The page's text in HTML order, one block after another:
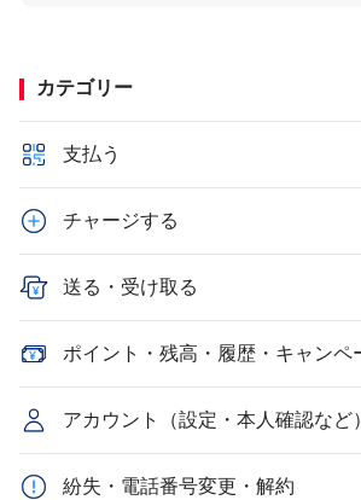
カテゴリー
支払う
チャージする
送る・受け取る
ポイント・残高・履歴・キャンペ
アカウント（設定・本人確認など）
紛失・電話番号変更・解約